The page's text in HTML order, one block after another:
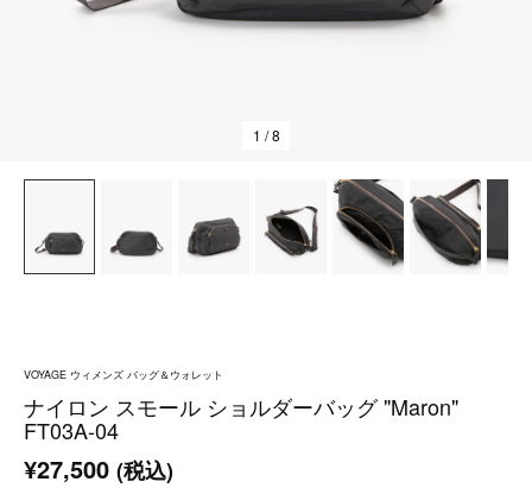
1 / 8
VOYAGE ウィメンズ バッグ＆ウォレット
ナイロン スモール ショルダーバッグ "Maron"
FT03A-04
¥27,500 (税込)